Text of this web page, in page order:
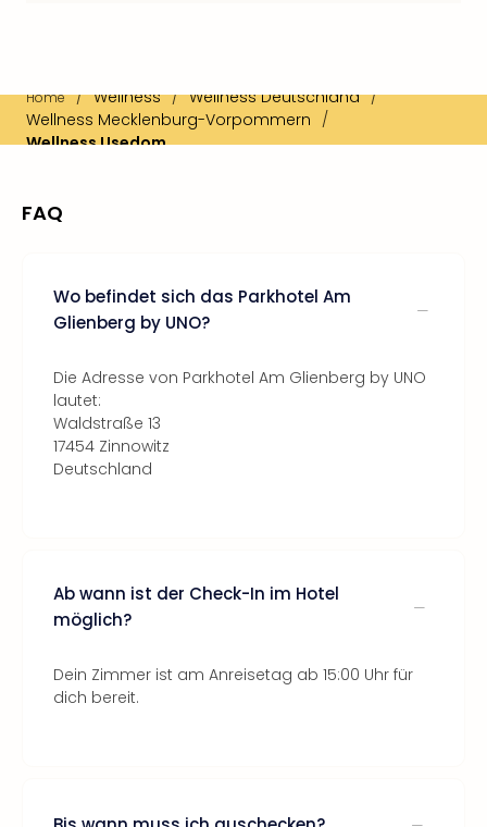
Home / Wellness / Wellness Deutschland /
Wellness Mecklenburg-Vorpommern /
Wellness Usedom
FAQ
Wo befindet sich das Parkhotel Am
Glienberg by UNO?
Die Adresse von Parkhotel Am Glienberg by UNO
lautet:
Waldstraße 13
17454 Zinnowitz
Deutschland
Ab wann ist der Check-In im Hotel
möglich?
Dein Zimmer ist am Anreisetag ab 15:00 Uhr für
dich bereit.